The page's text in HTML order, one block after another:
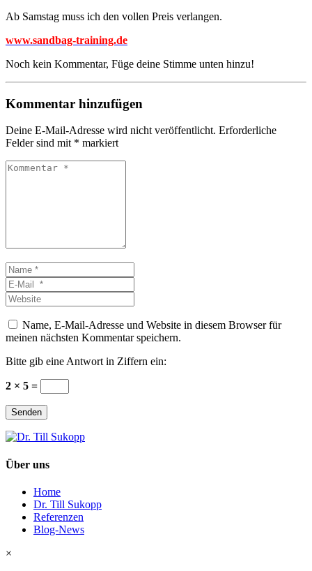
Ab Samstag muss ich den vollen Preis verlangen.
www.sandbag-training.de
Noch kein Kommentar, Füge deine Stimme unten hinzu!
Kommentar hinzufügen
Deine E-Mail-Adresse wird nicht veröffentlicht. Erforderliche
Felder sind mit * markiert
Kommentar
Name
*E-
Mail
*
Website
Name, E-Mail-Adresse und Website in diesem Browser für
meinen nächsten Kommentar speichern.
Bitte gib eine Antwort in Ziffern ein:
2 × 5 =
Senden
Über uns
Home
Dr. Till Sukopp
Referenzen
Blog-News
×